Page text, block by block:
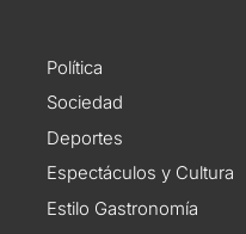
Política
Sociedad
Deportes
Espectáculos y Cultura
Estilo Gastronomía